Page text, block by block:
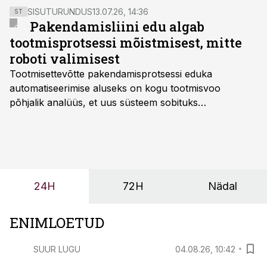
nektarid, maitseveed ja näiteks smuutid, märgivad
joogitootjad.
ST SISUTURUNDUS13.07.26, 14:36
Pakendamisliini edu algab
tootmisprotsessi mõistmisest, mitte
roboti valimisest
Tootmisettevõtte pakendamisprotsessi eduka
automatiseerimise aluseks on kogu tootmisvoo
põhjalik analüüs, et uus süsteem sobituks
OÜ tegevjuht Sander Mitendorf.
24H 72H Nädal
ENIMLOETUD
SUUR LUGU 04.08.26, 10:42